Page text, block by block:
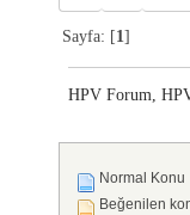
Sayfa: [1]
HPV Forum,
Normal Konu
Beğenilen